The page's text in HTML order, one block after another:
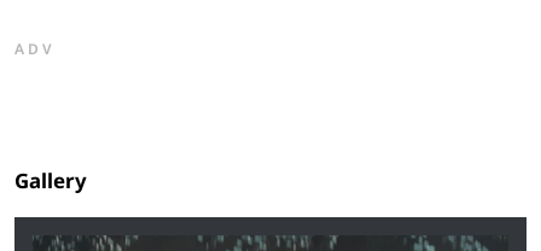
ADV
Gallery